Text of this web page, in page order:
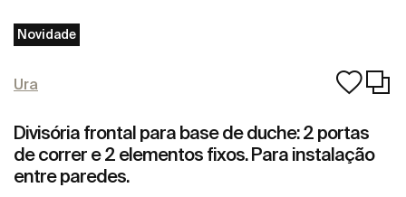
Novidade
Ura
Divisória frontal para base de duche: 2 portas
de correr e 2 elementos fixos. Para instalação
entre paredes.